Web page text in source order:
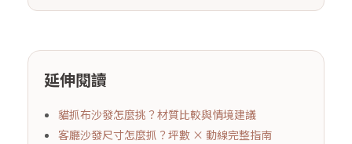
延伸閱讀
貓抓布沙發怎麼挑？材質比較與情境建議
客廳沙發尺寸怎麼抓？坪數 × 動線完整指南